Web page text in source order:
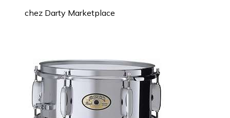
chez Darty Marketplace